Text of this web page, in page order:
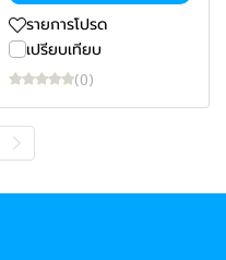
รายการโปรด
เปรียบเทียบ
(0)